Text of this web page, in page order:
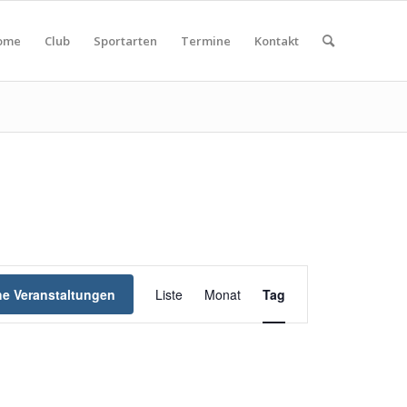
Club Sportarten Termine Kontakt
Veranstaltungen
Ansichten-
Liste Monat Tag